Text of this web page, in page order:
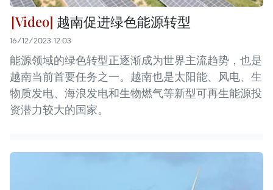
越南促进绿色能源转型
16/12/2023 12:03
能源领域的绿色转型正逐渐成为世界主流趋势，也是
越南当前首要任务之一。越南也是太阳能、风电、生
物质发电、海浪发电和生物燃气等新型可再生能源投
资潜力较大的国家。